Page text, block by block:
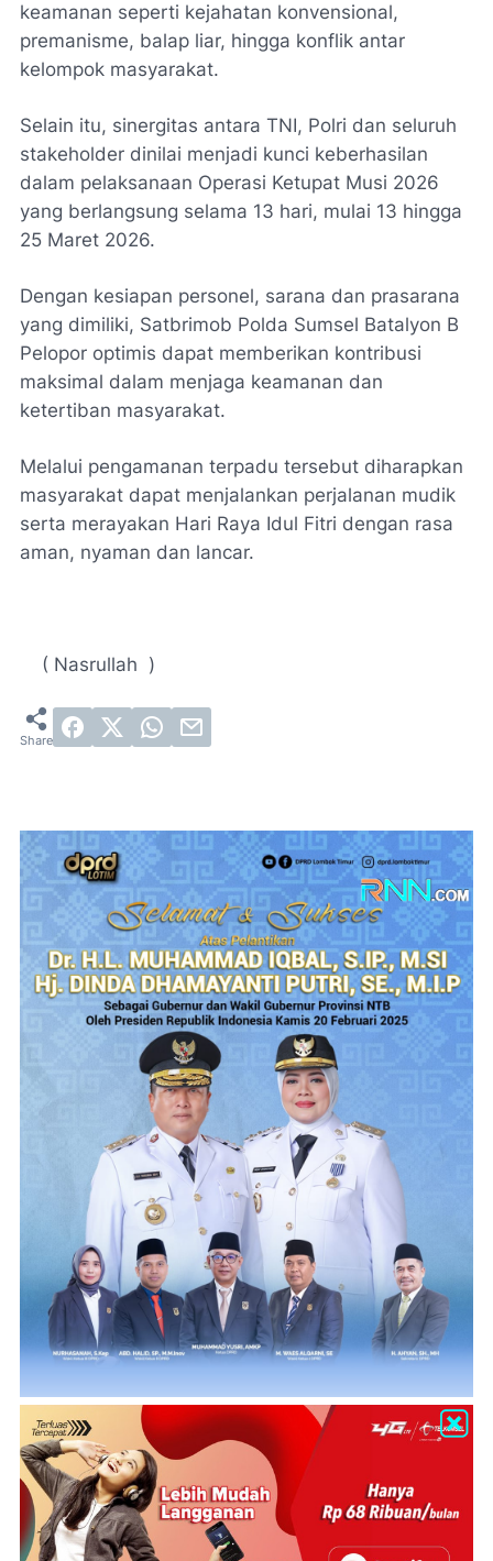
keamanan seperti kejahatan konvensional,
premanisme, balap liar, hingga konflik antar
kelompok masyarakat.
Selain itu, sinergitas antara TNI, Polri dan seluruh
stakeholder dinilai menjadi kunci keberhasilan
dalam pelaksanaan Operasi Ketupat Musi 2026
yang berlangsung selama 13 hari, mulai 13 hingga
25 Maret 2026.
Dengan kesiapan personel, sarana dan prasarana
yang dimiliki, Satbrimob Polda Sumsel Batalyon B
Pelopor optimis dapat memberikan kontribusi
maksimal dalam menjaga keamanan dan
ketertiban masyarakat.
Melalui pengamanan terpadu tersebut diharapkan
masyarakat dapat menjalankan perjalanan mudik
serta merayakan Hari Raya Idul Fitri dengan rasa
aman, nyaman dan lancar.
( Nasrullah )